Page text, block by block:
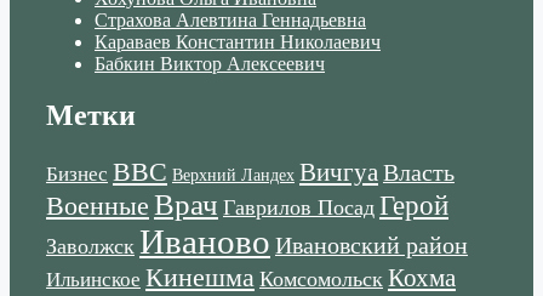
Страхова Алевтина Геннадьевна
Караваев Константин Николаевич
Бабкин Виктор Алексеевич
Метки
Бизнес ВВС Верхний Ландех ВичгуаВласть
Военные Врач Гаврилов Посад Герой
Заволжск Иваново Ивановский район
Ильинское Кинешма Комсомольск Кохма